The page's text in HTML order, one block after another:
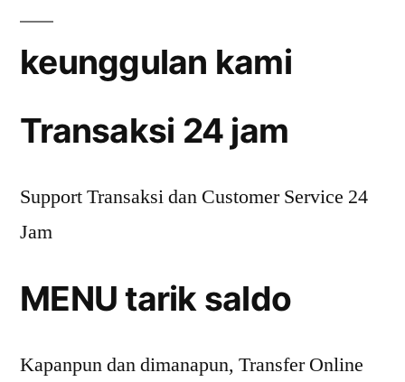
keunggulan kami
Transaksi 24 jam
Support Transaksi dan Customer Service 24
Jam
MENU tarik saldo
Kapanpun dan dimanapun, Transfer Online